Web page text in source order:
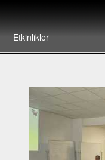
Etkinlikler